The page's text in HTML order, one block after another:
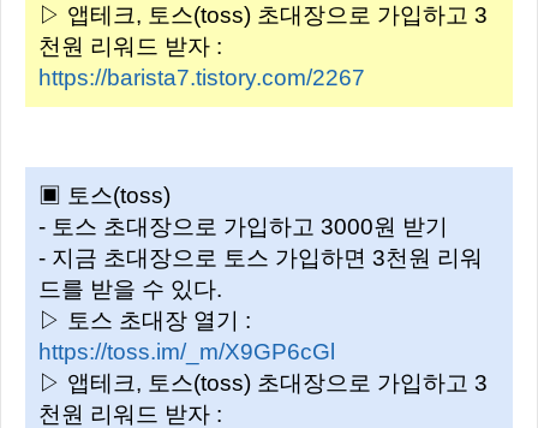
▷ 앱테크, 토스(toss) 초대장으로 가입하고 3
천원 리워드 받자 :
https://barista7.tistory.com/2267
▣ 토스(toss)
- 토스 초대장으로 가입하고 3000원 받기
- 지금 초대장으로 토스 가입하면 3천원 리워
드를 받을 수 있다.
▷ 토스 초대장 열기 :
https://toss.im/_m/X9GP6cGl
▷ 앱테크, 토스(toss) 초대장으로 가입하고 3
천원 리워드 받자 :